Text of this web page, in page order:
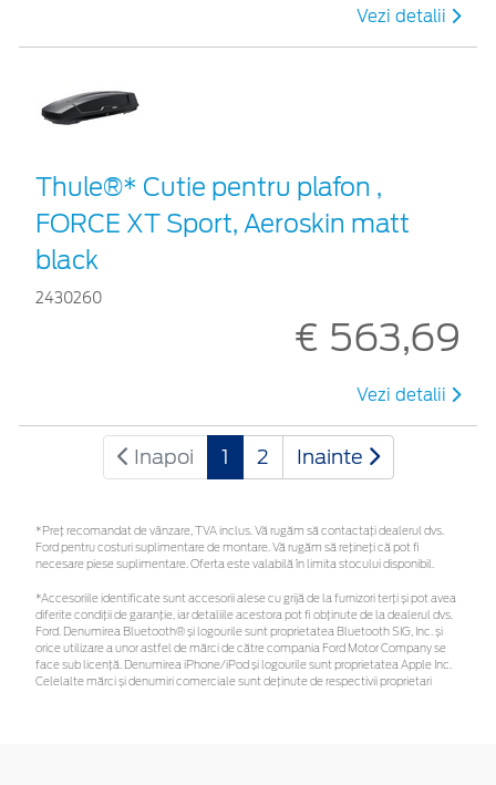
Vezi detalii
Thule®* Cutie pentru plafon ,
FORCE XT Sport, Aeroskin matt
black
2430260
€ 563,69
Vezi detalii
Inapoi 1 2 Inainte
*Preţ recomandat de vânzare, TVA inclus. Vă rugăm să contactaţi dealerul dvs.
Ford pentru costuri suplimentare de montare. Vă rugăm să rețineți că pot fi
necesare piese suplimentare. Oferta este valabilă în limita stocului disponibil.
*Accesoriile identificate sunt accesorii alese cu grijă de la furnizori terți și pot avea
diferite condiții de garanție, iar detaliile acestora pot fi obținute de la dealerul dvs.
Ford. Denumirea Bluetooth® și logourile sunt proprietatea Bluetooth SIG, Inc. și
orice utilizare a unor astfel de mărci de către compania Ford Motor Company se
face sub licență. Denumirea iPhone/iPod și logourile sunt proprietatea Apple Inc.
Celelalte mărci și denumiri comerciale sunt deținute de respectivii proprietari